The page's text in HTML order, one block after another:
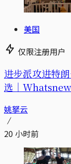
美国
仅限注册用户
进步派攻进特
选｜Whatsnew
姚拏云
20 小时前